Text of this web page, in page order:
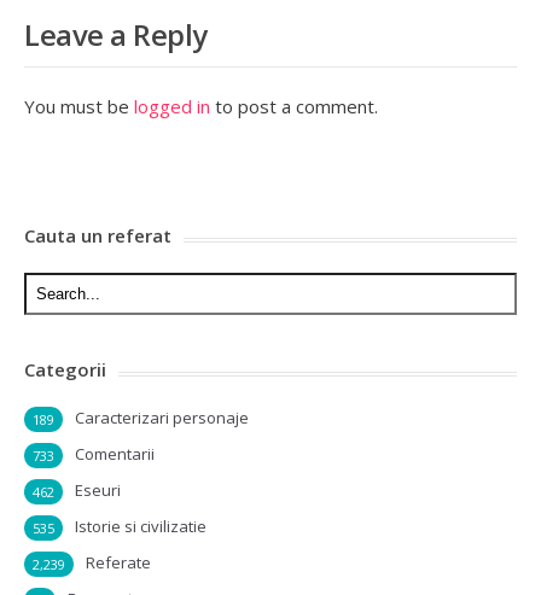
Leave a Reply
You must be logged in to post a comment.
Cauta un referat
Categorii
Caracterizari personaje
189
Comentarii
733
Eseuri
462
Istorie si civilizatie
535
Referate
2,239